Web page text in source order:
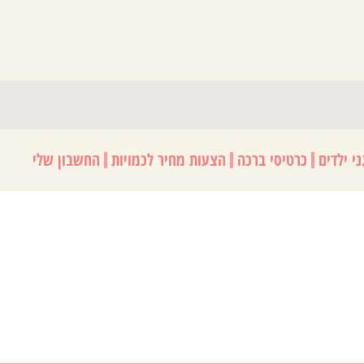
ילדים כרטיסי ברכה הצעות מחיר לכמויות החשבון שלי